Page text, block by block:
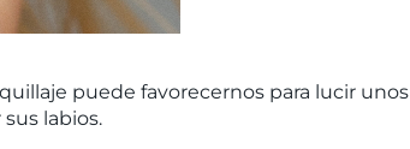
puede favorecernos para lucir
labios.